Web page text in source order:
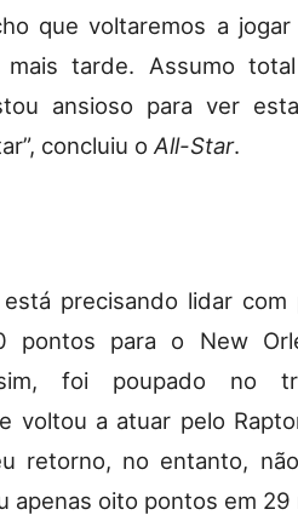
que voltaremos a
tarde. Assumo
ansioso para ver
concluiu o All-Star.
precisando lidar
pontos para o New
foi poupado no
voltou a atuar pelo
retorno, no entanto,
apenas oito pontos em